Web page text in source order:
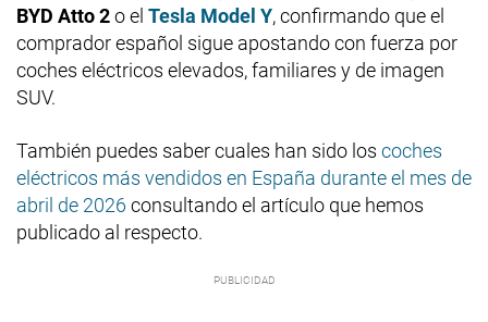
BYD Atto 2o el Tesla Model Y, confirmando que el
comprador español sigue apostando con fuerza por
coches eléctricos elevados, familiares y de imagen
SUV.
También puedes saber cuales han sido los coches
eléctricos más vendidos en España durante el mes de
abril de 2026 consultando el artículo que hemos
publicado al respecto.